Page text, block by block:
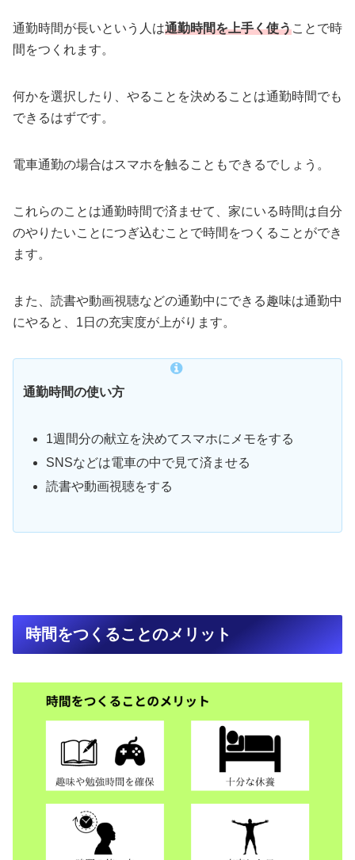
通勤時間が長いという人は通勤時間を上手く使うことで時
間をつくれます。
何かを選択したり、やることを決めることは通勤時間でも
できるはずです。
電車通勤の場合はスマホを触ることもできるでしょう。
これらのことは通勤時間で済ませて、家にいる時間は自分
のやりたいことにつぎ込むことで時間をつくることができ
ます。
また、読書や動画視聴などの通勤中にできる趣味は通勤中
にやると、1日の充実度が上がります。
通勤時間の使い方
1週間分の献立を決めてスマホにメモをする
SNSなどは電車の中で見て済ませる
読書や動画視聴をする
時間をつくることのメリット